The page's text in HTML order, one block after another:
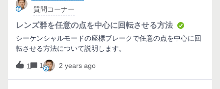
質問コーナー
レンズ群を任意の点を中心に回転させる方法
シーケンシャルモードの座標ブレークで任意の点を中心に回
転させる方法について説明します。
1 1 2 years ago